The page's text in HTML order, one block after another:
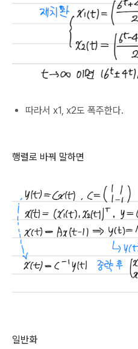
따라서 x1, x2도 폭주한다.
행렬로 바꿔 말하면
일반화